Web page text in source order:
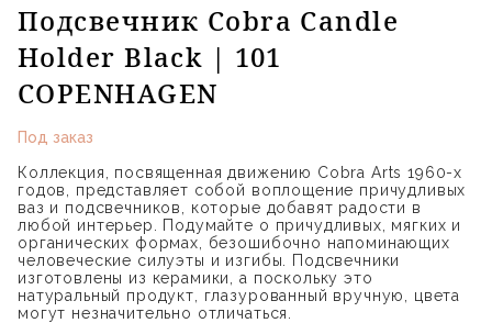
Подсвечник Cobra Candle
Holder Black | 101
COPENHAGEN
Под заказ
Коллекция, посвященная движению Cobra Arts 1960-х
годов, представляет собой воплощение причудливых
ваз и подсвечников, которые добавят радости в
любой интерьер. Подумайте о причудливых, мягких и
органических формах, безошибочно напоминающих
человеческие силуэты и изгибы. Подсвечники
изготовлены из керамики, а поскольку это
натуральный продукт, глазурованный вручную, цвета
могут незначительно отличаться.